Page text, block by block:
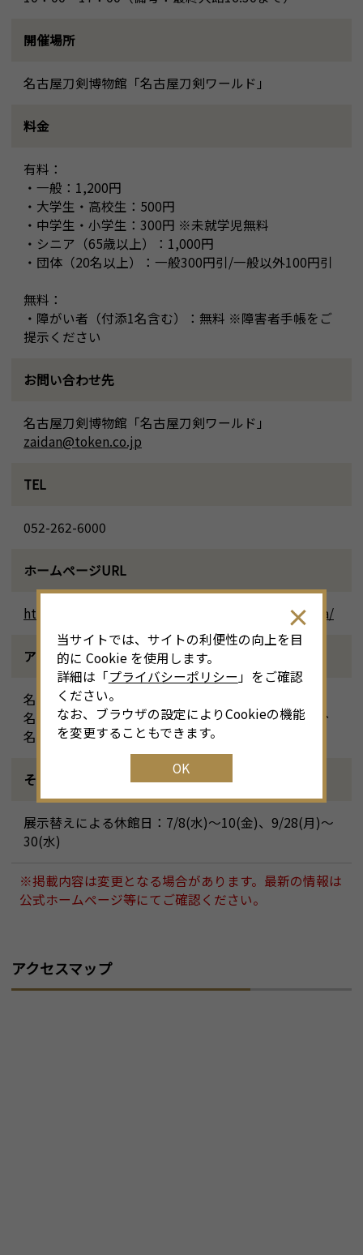
開催場所
名古屋刀剣博物館「名古屋刀剣ワールド」
料金
有料：
・一般：1,200円
・大学生・高校生：500円
・中学生・小学生：300円 ※未就学児無料
・シニア（65歳以上）：1,000円
・団体（20名以上）：一般300円引/一般以外100円引
無料：
・障がい者（付添1名含む）：無料 ※障害者手帳をご
提示ください
お問い合わせ先
名古屋刀剣博物館「名古屋刀剣ワールド」
zaidan@token.co.jp
TEL
052-262-6000
ホームページURL
https://www.meihaku.jp/event-hideyoshi-hidenaga/
アクセス
名古屋市営地下鉄名城線「矢場町駅」下車徒歩10分
名古屋市営地下鉄鶴舞線「大須観音駅」下車徒歩9分
名古屋市営地下鉄東山線「伏見駅」下車徒歩12分
その他ご案内
展示替えによる休館日：7/8(水)～10(金)、9/28(月)～
30(水)
※掲載内容は変更となる場合があります。最新の情報は
公式ホームページ等にてご確認ください。
アクセスマップ
当サイトでは、サイトの利便性の向上を目
的に Cookie を使用します。
詳細は「プライバシーポリシー 」をご確認
ください。
なお、ブラウザの設定によりCookieの機能
を変更することもできます。
OK